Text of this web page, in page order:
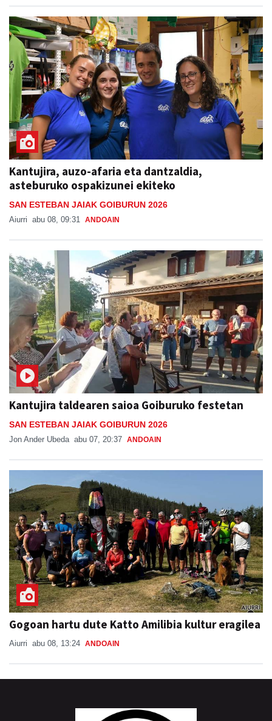
Kantujira, auzo-afaria eta dantzaldia,
asteburuko ospakizunei ekiteko
SAN ESTEBAN JAIAK GOIBURUN 2026
Aiurri abu 08, 09:31 ANDOAIN
Kantujira taldearen saioa Goiburuko festetan
SAN ESTEBAN JAIAK GOIBURUN 2026
Jon Ander Ubeda abu 07, 20:37 ANDOAIN
Gogoan hartu dute Katto Amilibia kultur eragilea
Aiurri abu 08, 13:24 ANDOAIN